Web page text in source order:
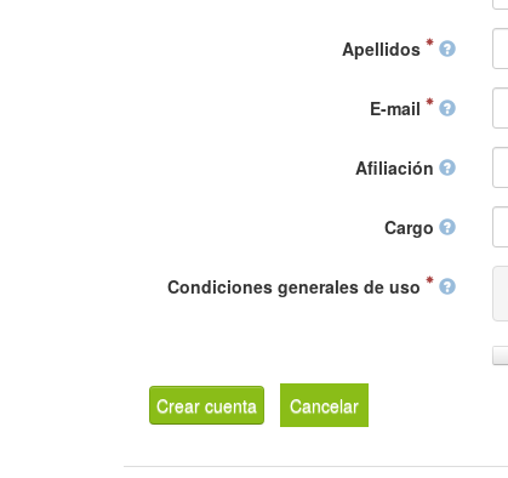
Apellidos
E-mail
Afiliación
Cargo
Condiciones generales de uso
Crear cuenta Cancelar